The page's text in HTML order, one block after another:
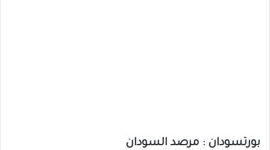
بورتسودان : مرصد السودان